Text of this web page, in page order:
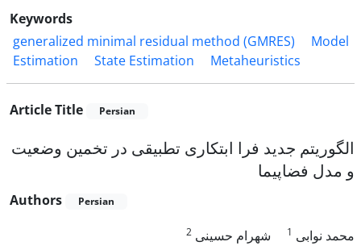
Keywords
generalized minimal residual method (GMRES)
Model
Estimation
State Estimation Metaheuristics
Article Title Persian
الگوریتم جدید فرا ابتکاری تطبیقی در تخمین وضعیت
و مدل فضاپیما
Authors Persian
محمد نوابی 1 شهرام حسینی 2